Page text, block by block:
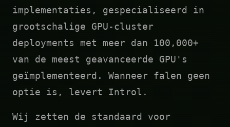
implementaties, gespecialiseerd in
grootschalige GPU-cluster
deployments met meer dan 100,000+
van de meest geavanceerde GPU's
geïmplementeerd. Wanneer falen geen
optie is, levert Introl.
Wij zetten de standaard voor